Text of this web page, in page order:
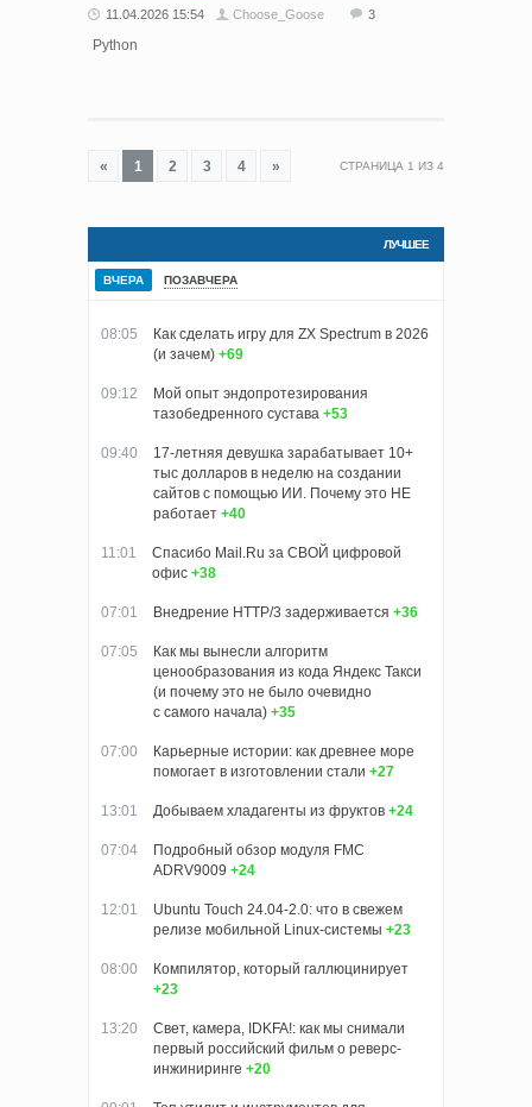
11.04.2026 15:54 Choose_Goose 3
Python
« 1 2 3 4 » СТРАНИЦА 1 ИЗ 4
ЛУЧШЕЕ
ВЧЕРА ПОЗАВЧЕРА
08:05
Как сделать игру для ZX Spectrum в 2026
(и зачем) +69
09:12
Мой опыт эндопротезирования
тазобедренного сустава +53
09:40
17-летняя девушка зарабатывает 10+
тыс долларов в неделю на создании
сайтов с помощью ИИ. Почему это НЕ
работает +40
11:01
Спасибо Mail.Ru за СВОЙ цифровой
офис +38
07:01 Внедрение HTTP/3 задерживается +36
07:05
Как мы вынесли алгоритм
ценообразования из кода Яндекс Такси
(и почему это не было очевидно
с самого начала) +35
07:00
Карьерные истории: как древнее море
помогает в изготовлении стали +27
13:01 Добываем хладагенты из фруктов +24
07:04
Подробный обзор модуля FMC
ADRV9009 +24
12:01
Ubuntu Touch 24.04-2.0: что в свежем
релизе мобильной Linux-системы +23
08:00
Компилятор, который галлюцинирует
+23
13:20
Свет, камера, IDKFA!: как мы снимали
первый российский фильм о реверс-
инжиниринге +20